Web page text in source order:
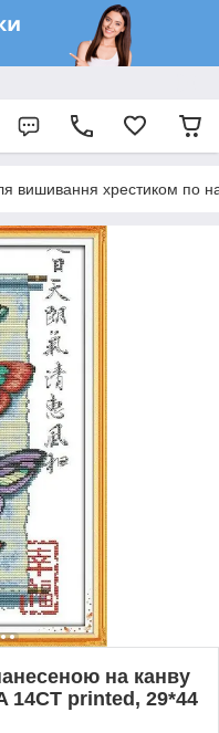
вишивання хрестиком по
на канву
printed, 29*44